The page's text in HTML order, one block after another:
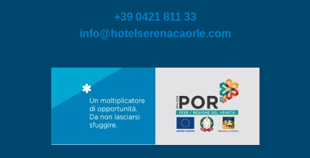
+39 0421 811 33
info@hotelserenacaorle.com